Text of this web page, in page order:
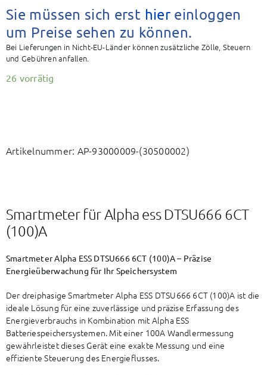
Warenkorb
Sie müssen sich erst hier einloggen
um Preise sehen zu können.
Bei Lieferungen in Nicht-EU-Länder können zusätzliche Zölle, Steuern
und Gebühren anfallen.
26 vorrätig
Artikelnummer: AP-93000009-(30500002)
Smartmeter für Alpha ess DTSU666 6CT
(100)A
Smartmeter Alpha ESS DTSU666 6CT (100)A – Präzise
Energieüberwachung für Ihr Speichersystem
Der dreiphasige Smartmeter Alpha ESS DTSU666 6CT (100)A ist die
ideale Lösung für eine zuverlässige und präzise Erfassung des
Energieverbrauchs in Kombination mit Alpha ESS
Batteriespeichersystemen. Mit einer 100A Wandlermessung
gewährleistet dieses Gerät eine exakte Messung und eine
effiziente Steuerung des Energieflusses.